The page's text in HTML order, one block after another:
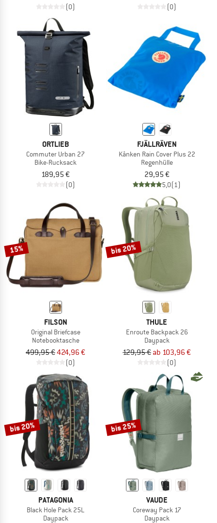
(0) (0)
ORTLIEB
Commuter Urban 27
Bike-Rucksack
189,95 €
(0)
FJÄLLRÄVEN
Kånken Rain Cover Plus 22
Regenhülle
29,95 €
5,0(1)
15%
FILSON
Original Briefcase
Notebooktasche
499,95 €424,96 €
(0)
bis 20%
THULE
Enroute Backpack 26
Daypack
129,95 € ab 103,96 €
(0)
bis 20%
PATAGONIA
Black Hole Pack 25L
Daypack
bis 25%
VAUDE
Coreway Pack 17
Daypack